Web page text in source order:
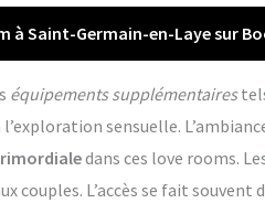
à Saint-Germain-en-Laye sur
équipements supplémentaires
sensuelle.
dans ces love rooms.
L’accès se fait souvent